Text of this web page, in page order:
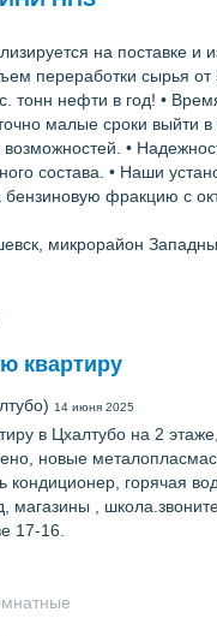
на поставке
переработки сырья от
тонн нефти в год! •
малые сроки
•
состава. • Наши
фракцию с
микрорайон
квартиру
14 июня 2025
в Цхалтубо на 2
новые
кондиционер, горячая
,
17-16.